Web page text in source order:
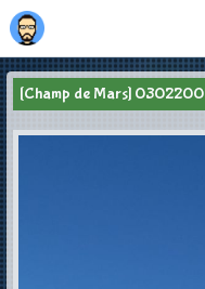
[Champ de Mars]